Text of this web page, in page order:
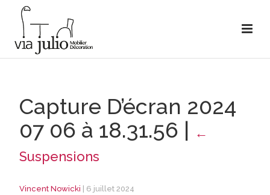
Capture D’écran 2024
07 06 à 18.31.56 | ←
Suspensions
Vincent Nowicki 6 juillet 2024